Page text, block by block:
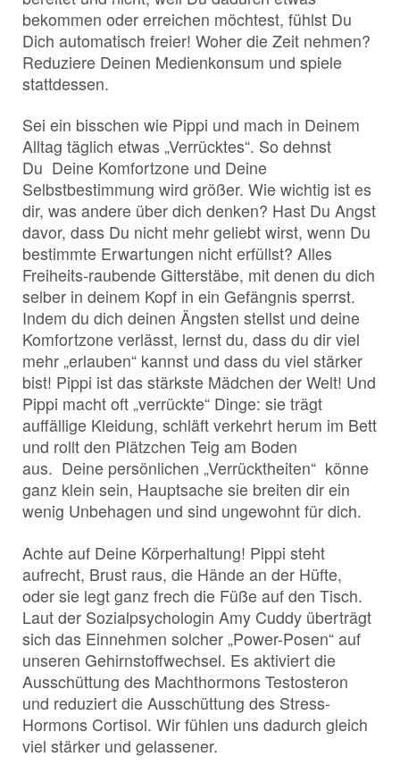
bekommen oder erreichen möchtest, fühlst Du
Dich automatisch freier! Woher die Zeit nehmen?
Reduziere Deinen Medienkonsum und spiele
stattdessen.
Sei ein bisschen wie Pippi und mach in Deinem
Alltag täglich etwas „Verrücktes“. So dehnst
Du Deine Komfortzone und Deine
Selbstbestimmung wird größer. Wie wichtig ist es
dir, was andere über dich denken? Hast Du Angst
davor, dass Du nicht mehr geliebt wirst, wenn Du
bestimmte Erwartungen nicht erfüllst? Alles
Freiheits-raubende Gitterstäbe, mit denen du dich
selber in deinem Kopf in ein Gefängnis sperrst.
Indem du dich deinen Ängsten stellst und deine
Komfortzone verlässt, lernst du, dass du dir viel
mehr „erlauben“ kannst und dass du viel stärker
bist! Pippi ist das stärkste Mädchen der Welt! Und
Pippi macht oft „verrückte“ Dinge: sie trägt
auffällige Kleidung, schläft verkehrt herum im Bett
und rollt den Plätzchen Teig am Boden
aus. Deine persönlichen „Verrücktheiten“ könne
ganz klein sein, Hauptsache sie breiten dir ein
wenig Unbehagen und sind ungewohnt für dich.
Achte auf Deine Körperhaltung! Pippi steht
aufrecht, Brust raus, die Hände an der Hüfte,
oder sie legt ganz frech die Füße auf den Tisch.
Laut der Sozialpsychologin Amy Cuddy überträgt
sich das Einnehmen solcher „Power-Posen“ auf
unseren Gehirnstoffwechsel. Es aktiviert die
Ausschüttung des Machthormons Testosteron
und reduziert die Ausschüttung des Stress-
Hormons Cortisol. Wir fühlen uns dadurch gleich
viel stärker und gelassener.